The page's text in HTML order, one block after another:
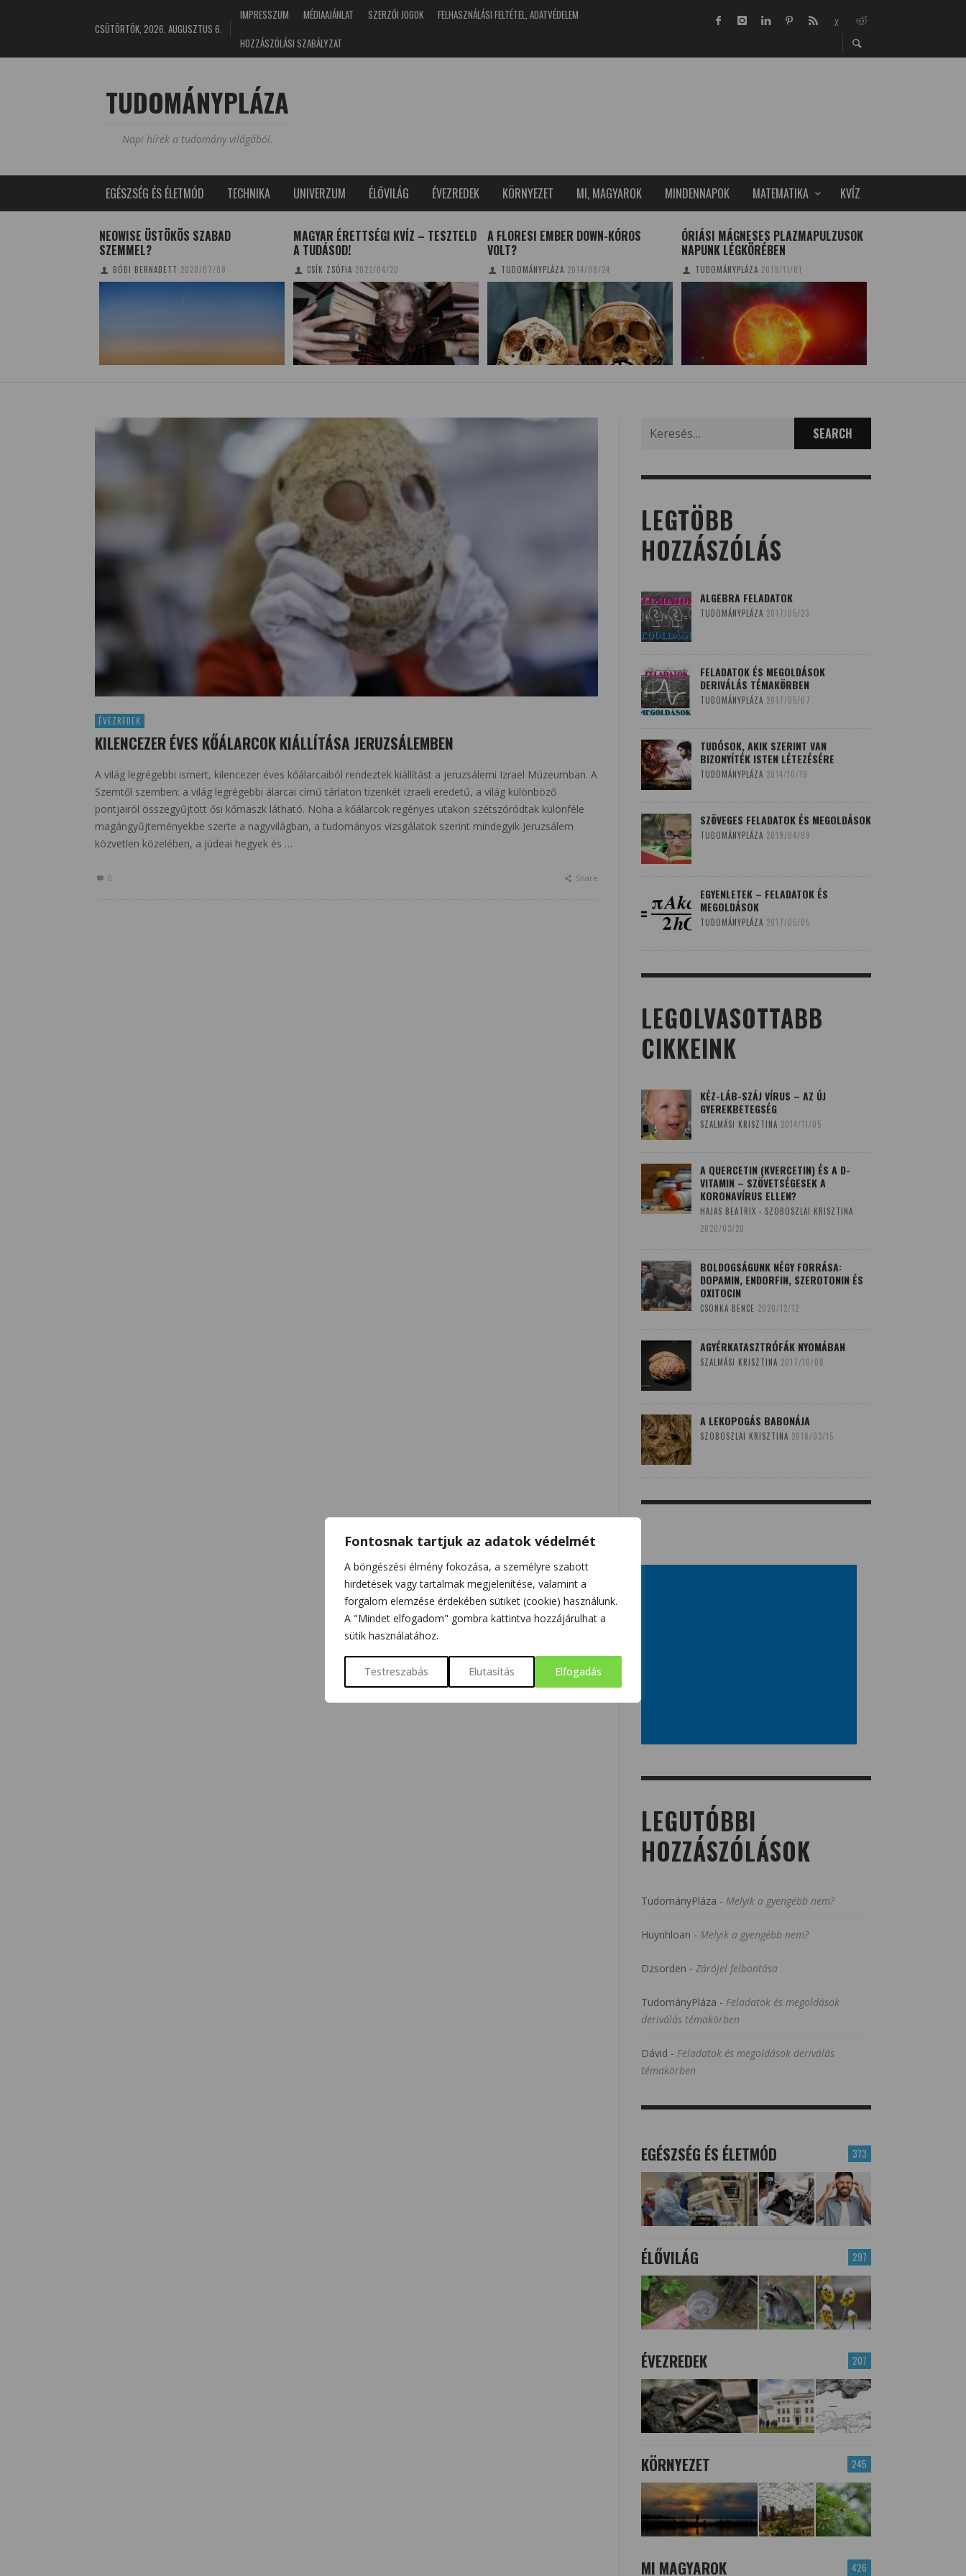
Fontosnak tartjuk az adatok védelmét
A böngészési élmény fokozása, a személyre szabott
hirdetések vagy tartalmak megjelenítése, valamint a
forgalom elemzése érdekében sütiket (cookie) használunk.
A "Mindet elfogadom" gombra kattintva hozzájárulhat a
sütik használatához.
Testreszabás Elutasítás Elfogadás
CSÜTÖRTÖK, 2026. AUGUSZTUS 6.
IMPRESSZUM MÉDIAAJÁNLAT SZERZŐI JOGOK
FELHASZNÁLÁSI FELTÉTEL, ADATVÉDELEM
HOZZÁSZÓLÁSI SZABÁLYZAT
TUDOMÁNYPLÁZA
Napi hírek a tudomány világából.
EGÉSZSÉG ÉS ÉLETMÓD TECHNIKA UNIVERZUM ÉLŐVILÁG ÉVEZREDEK KÖRNYEZET MI, MAGYAROK MINDENNAPOK MATEMATIKA KVÍZ
NEOWISE ÜSTÖKÖS SZABAD
SZEMMEL?
BÓDI BERNADETT 2020/07/08
MAGYAR ÉRETTSÉGI KVÍZ – TESZTELD
A TUDÁSOD!
CSÍK ZSÓFIA 2022/04/20
A FLORESI EMBER DOWN-KÓROS
VOLT?
TUDOMÁNYPLÁZA 2014/08/24
ÓRIÁSI MÁGNESES PLAZMAPULZUSOK
NAPUNK LÉGKÖRÉBEN
TUDOMÁNYPLÁZA 2019/11/01
ÉVEZREDEK
KILENCEZER ÉVES KŐÁLARCOK KIÁLLÍTÁSA JERUZSÁLEMBEN
A világ legrégebbi ismert, kilencezer éves kőálarcaiból rendeztek kiállítást a jeruzsálemi Izrael Múzeumban. A
Szemtől szemben: a világ legrégebbi álarcai című tárlaton tizenkét izraeli eredetű, a világ különböző
pontjairól összegyűjtött ősi kőmaszk látható. Noha a kőálarcok regényes utakon szétszóródtak különféle
magángyűjteményekbe szerte a nagyvilágban, a tudományos vizsgálatok szerint mindegyik Jeruzsálem
közvetlen közelében, a júdeai hegyek és …
0 Share
for:
LEGTÖBB
HOZZÁSZÓLÁS
ALGEBRA FELADATOK
TUDOMÁNYPLÁZA 2017/05/23
FELADATOK ÉS MEGOLDÁSOK
DERIVÁLÁS TÉMAKÖRBEN
TUDOMÁNYPLÁZA 2017/05/07
TUDÓSOK, AKIK SZERINT VAN
BIZONYÍTÉK ISTEN LÉTEZÉSÉRE
TUDOMÁNYPLÁZA 2014/10/19
SZÖVEGES FELADATOK ÉS MEGOLDÁSOK
TUDOMÁNYPLÁZA 2019/04/09
EGYENLETEK – FELADATOK ÉS
MEGOLDÁSOK
TUDOMÁNYPLÁZA 2017/05/05
LEGOLVASOTTABB
CIKKEINK
KÉZ-LÁB-SZÁJ VÍRUS – AZ ÚJ
GYEREKBETEGSÉG
SZALMÁSI KRISZTINA 2014/11/05
A QUERCETIN (KVERCETIN) ÉS A D-
VITAMIN – SZÖVETSÉGESEK A
KORONAVÍRUS ELLEN?
HAJAS BEATRIX - SZOBOSZLAI KRISZTINA
2020/03/20
BOLDOGSÁGUNK NÉGY FORRÁSA:
DOPAMIN, ENDORFIN, SZEROTONIN ÉS
OXITOCIN
CSONKA BENCE 2020/12/12
AGYÉRKATASZTRÓFÁK NYOMÁBAN
SZALMÁSI KRISZTINA 2017/10/08
A LEKOPOGÁS BABONÁJA
SZOBOSZLAI KRISZTINA 2018/03/15
LEGUTÓBBI
HOZZÁSZÓLÁSOK
TudományPláza - Melyik a gyengébb nem?
Huynhloan - Melyik a gyengébb nem?
Dzsorden - Zárójel felbontása
TudományPláza - Feladatok és megoldások
deriválás témakörben
Dávid - Feladatok és megoldások deriválás
témakörben
373
EGÉSZSÉG ÉS ÉLETMÓD
297
ÉLŐVILÁG
207
ÉVEZREDEK
245
KÖRNYEZET
426
MI MAGYAROK